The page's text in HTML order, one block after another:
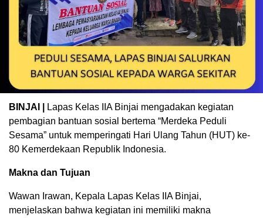
BINJAI |
Lapas Kelas IIA Binjai mengadakan kegiatan
pembagian bantuan sosial bertema “Merdeka Peduli
Sesama” untuk memperingati Hari Ulang Tahun (HUT) ke-
80 Kemerdekaan Republik Indonesia.
Makna dan Tujuan
Wawan Irawan, Kepala Lapas Kelas IIA Binjai,
menjelaskan bahwa kegiatan ini memiliki makna